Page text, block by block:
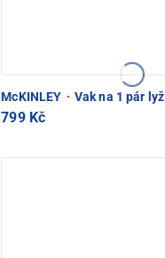
McKINLEY · Vak na 1 pár
799 Kč